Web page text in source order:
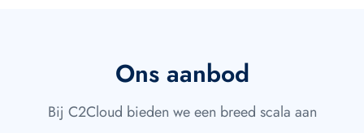
Ons aanbod
Bij C2Cloud bieden we een breed scala aan